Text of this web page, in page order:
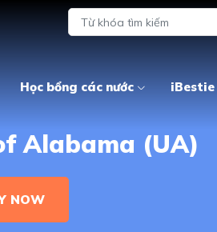
Học bổng các nước iBestie
Alabama (UA)
NOW